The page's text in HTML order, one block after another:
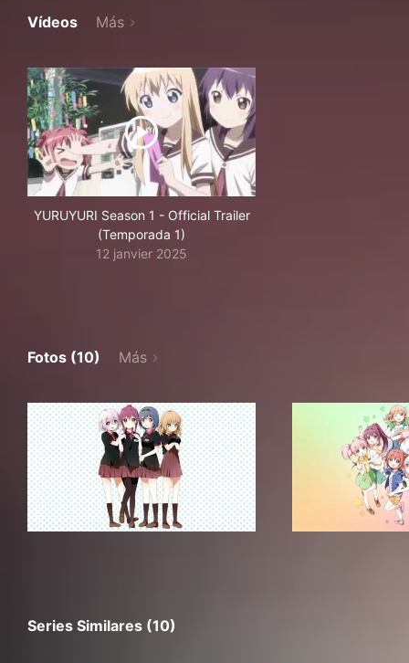
Vídeos Más
YURUYURI Season 1 - Official Trailer
(Temporada 1)
12 janvier 2025
Fotos (10) Más
Series Similares (10)